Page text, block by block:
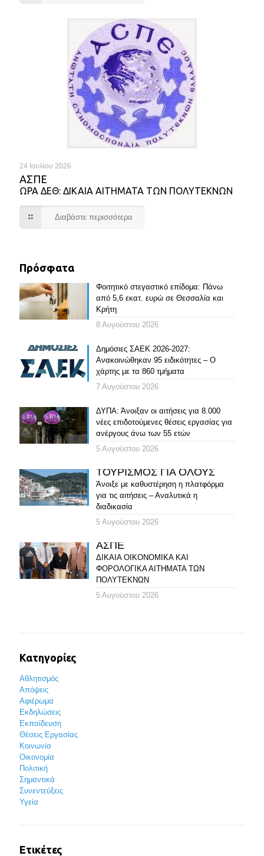
24 Ιουλίου 2026
ΑΣΠΕ
ΩΡΑ ΔΕΘ: ΔΙΚΑΙΑ ΑΙΤΗΜΑΤΑ ΤΩΝ ΠΟΛΥΤΕΚΝΩΝ
Διαβάστε περισσότερα
Πρόσφατα
Φοιτητικό στεγαστικό επίδομα: Πάνω
από 5,6 εκατ. ευρώ σε Θεσσαλία και
Κρήτη
8 Αυγούστου 2026
Δημόσιες ΣΑΕΚ 2026-2027:
Ανακοινώθηκαν 95 ειδικότητες – Ο
χάρτης με τα 860 τμήματα
7 Αυγούστου 2026
ΔΥΠΑ: Άνοιξαν οι αιτήσεις για 8.000
νέες επιδοτούμενες θέσεις εργασίας για
ανέργους άνω των 55 ετών
5 Αυγούστου 2026
ΤΟΥΡΙΣΜΟΣ ΓΙΑ ΟΛΟΥΣ
Άνοιξε με καθυστέρηση η πλατφόρμα
για τις αιτήσεις – Αναλυτικά η
διαδικασία
5 Αυγούστου 2026
ΑΣΠΕ
ΔΙΚΑΙΑ ΟΙΚΟΝΟΜΙΚΑ ΚΑΙ
ΦΟΡΟΛΟΓΙΚΑ ΑΙΤΗΜΑΤΑ ΤΩΝ
ΠΟΛΥΤΕΚΝΩΝ
5 Αυγούστου 2026
Κατηγορίες
Αθλητισμός
Απόψεις
Αφιέρωμα
Εκδηλώσεις
Εκπαίδευση
Θέσεις Εργασίας
Κοινωνία
Οικονομία
Πολιτική
Σημαντικά
Συνεντεύξεις
Υγεία
Ετικέτες